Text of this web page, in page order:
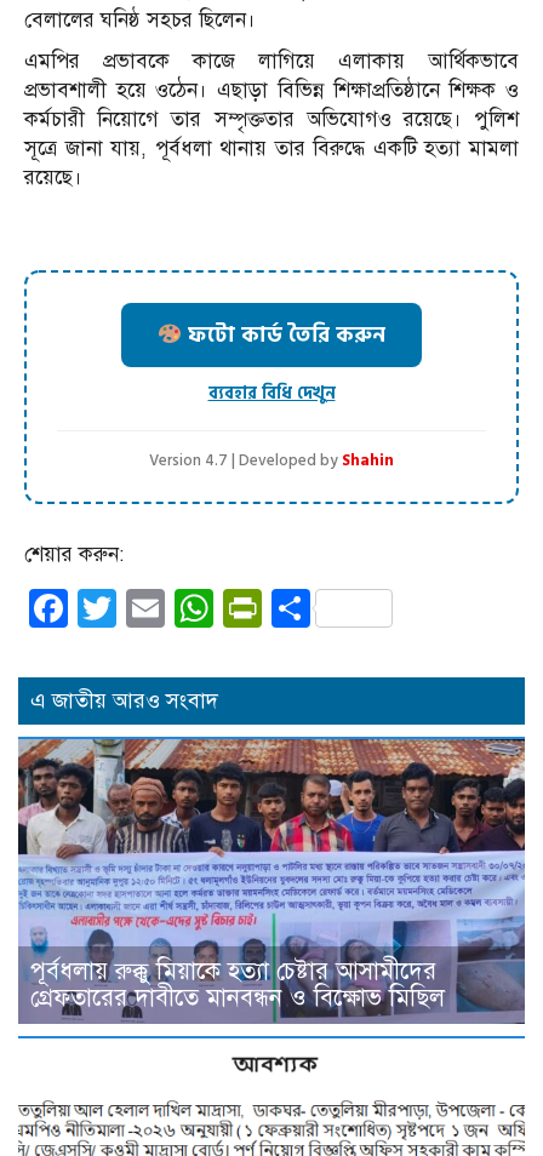
বেলালের ঘনিষ্ঠ সহচর ছিলেন।
এমপির প্রভাবকে কাজে লাগিয়ে এলাকায় আর্থিকভাবে
প্রভাবশালী হয়ে ওঠেন। এছাড়া বিভিন্ন শিক্ষাপ্রতিষ্ঠানে শিক্ষক ও
কর্মচারী নিয়োগে তার সম্পৃক্ততার অভিযোগও রয়েছে। পুলিশ
সূত্রে জানা যায়, পূর্বধলা থানায় তার বিরুদ্ধে একটি হত্যা মামলা
রয়েছে।
ফটো কার্ড তৈরি করুন
ব্যবহার বিধি দেখুন
Version 4.7 | Developed byShahin
শেয়ার করুন:
Facebook
Twitter
EmailWhatsApp
PrintFriendly
Share
এ জাতীয় আরও সংবাদ
পূর্বধলায় রুক্কু মিয়াকে হত্যা চেষ্টার আসামীদের
গ্রেফতারের দাবীতে মানবন্ধন ও বিক্ষোভ মিছিল